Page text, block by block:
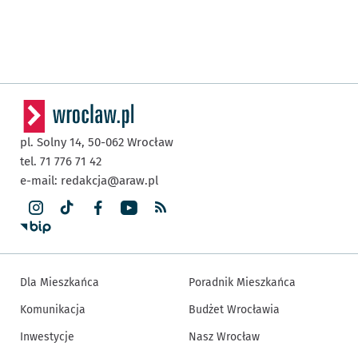
pl. Solny 14, 50-062 Wrocław
tel. 71 776 71 42
e-mail: redakcja@araw.pl
Dla Mieszkańca
Komunikacja
Inwestycje
Poradnik Mieszkańca
Budżet Wrocławia
Nasz Wrocław